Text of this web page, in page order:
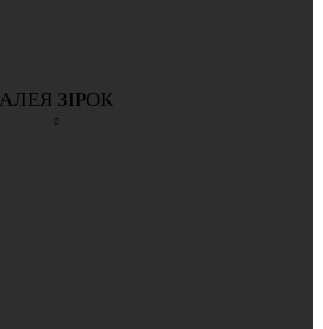
АЛЕЯ ЗІРОК